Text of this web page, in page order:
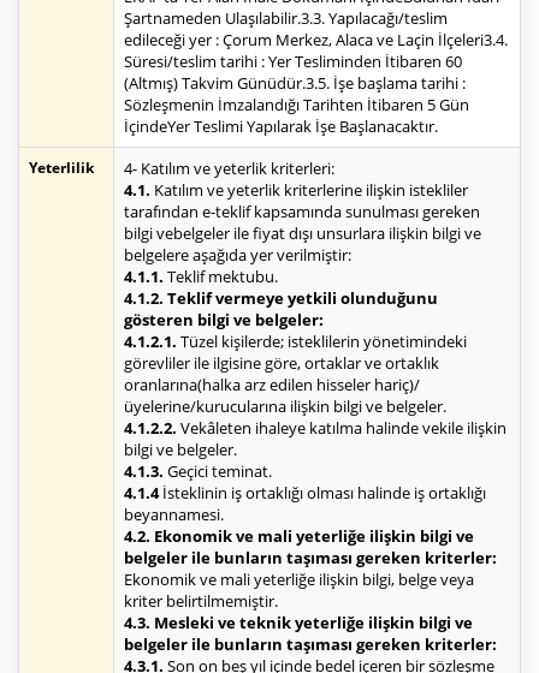
Şartnameden Ulaşılabilir.3.3. Yapılacağı/teslim
edileceği yer : Çorum Merkez, Alaca ve Laçin İlçeleri3.4.
Süresi/teslim tarihi : Yer Tesliminden İtibaren 60
(Altmış) Takvim Günüdür.3.5. İşe başlama tarihi :
Sözleşmenin İmzalandığı Tarihten İtibaren 5 Gün
İçindeYer Teslimi Yapılarak İşe Başlanacaktır.
Yeterlilik
4- Katılım ve yeterlik kriterleri:
4.1. Katılım ve yeterlik kriterlerine ilişkin istekliler
tarafından e-teklif kapsamında sunulması gereken
bilgi vebelgeler ile fiyat dışı unsurlara ilişkin bilgi ve
belgelere aşağıda yer verilmiştir:
4.1.1. Teklif mektubu.
4.1.2. Teklif vermeye yetkili olunduğunu
gösteren bilgi ve belgeler:
4.1.2.1. Tüzel kişilerde; isteklilerin yönetimindeki
görevliler ile ilgisine göre, ortaklar ve ortaklık
oranlarına(halka arz edilen hisseler hariç)/
üyelerine/kurucularına ilişkin bilgi ve belgeler.
4.1.2.2. Vekâleten ihaleye katılma halinde vekile ilişkin
bilgi ve belgeler.
4.1.3. Geçici teminat.
4.1.4İsteklinin iş ortaklığı olması halinde iş ortaklığı
beyannamesi.
4.2. Ekonomik ve mali yeterliğe ilişkin bilgi ve
belgeler ile bunların taşıması gereken kriterler:
Ekonomik ve mali yeterliğe ilişkin bilgi, belge veya
kriter belirtilmemiştir.
4.3. Mesleki ve teknik yeterliğe ilişkin bilgi ve
belgeler ile bunların taşıması gereken kriterler:
4.3.1. Son on beş yıl içinde bedel içeren bir sözleşme